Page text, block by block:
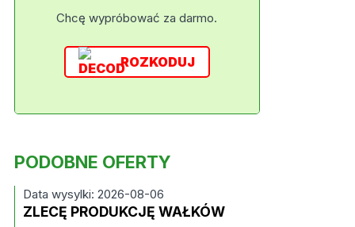
Chcę wypróbować za darmo.
ROZKODUJ
PODOBNE OFERTY
Data wysylki: 2026-08-06
ZLECĘ PRODUKCJĘ WAŁKÓW